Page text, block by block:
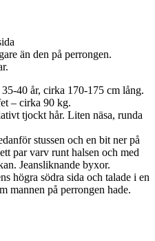
än den på perrongen.
40 år, cirka 170-175 cm lång.
– cirka 90 kg.
tjockt hår. Liten näsa, runda
stussen och en bit ner på
par varv runt halsen och med
Jeansliknande byxor.
högra södra sida och talade i en
mannen på perrongen hade.